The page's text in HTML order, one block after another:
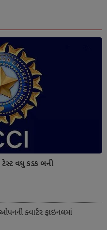
વધુ કડક બની
ઓપનની ક્વાર્ટર ફાઇનલમાં